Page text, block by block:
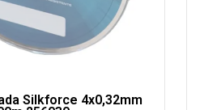
Silkforce 4x0,32mm